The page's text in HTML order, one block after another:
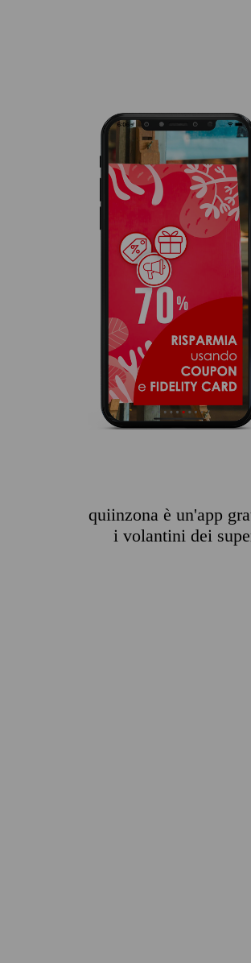
quiinzona è un'app
i volantini dei